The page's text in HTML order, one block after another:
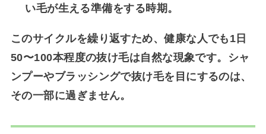
い毛が生える準備をする時期。
このサイクルを繰り返すため、健康な人でも 1日
50〜100本程度の抜け毛は自然な現象です。シャ
ンプーやブラッシングで抜け毛を目にするのは、
その一部に過ぎません。